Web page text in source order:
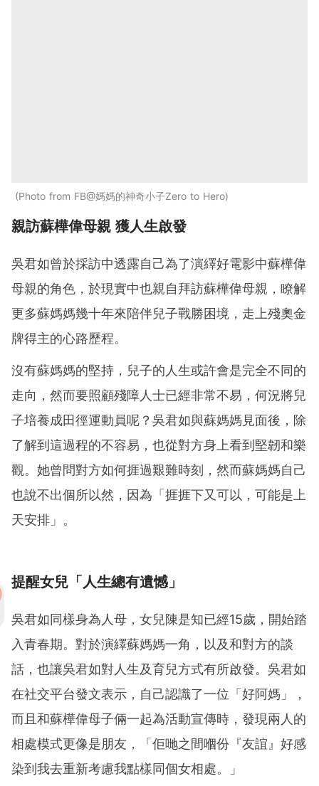
Photo from FB@媽媽的神奇小子Zero to Hero
親訪蘇樺偉母親 獲人生啟發
吳君如曾於採訪中透露自己為了演繹好電影中蘇樺偉
母親的角色，於現實中也親自拜訪蘇樺偉母親，瞭解
更多蘇媽媽幾十年來陪伴兒子戰勝困境，走上殘奧金
牌得主的心路歷程。
沒有蘇媽媽的堅持，兒子的人生或許會是完全不同的
走向，然而要照顧殘障人士已經非常不易，何況將兒
子培養成田徑運動員呢？吳君如與蘇媽媽見面後，除
了解到這過程的不容易，也從對方身上看到堅韌和樂
觀。她曾問對方如何捱過艱難時刻，然而蘇媽媽自己
也說不出個所以然，因為「捱捱下又可以，可能是上
天安排」。
提醒女兒「人生總有遺憾」
吳君如同樣身為人母，女兒陳是知已經15歲，開始踏
入青春期。對於演繹蘇媽媽一角，以及和對方的談
話，也讓吳君如對人生及育兒方式有所啟發。吳君如
在社交平台發文表示，自己認識了一位「好阿媽」，
而且和蘇樺偉母子倆一起為活動宣傳時，發現兩人的
相處模式更像是朋友，「佢哋之間嗰份『友誼』好感
染到我去重新考慮我點樣同個女相處。」